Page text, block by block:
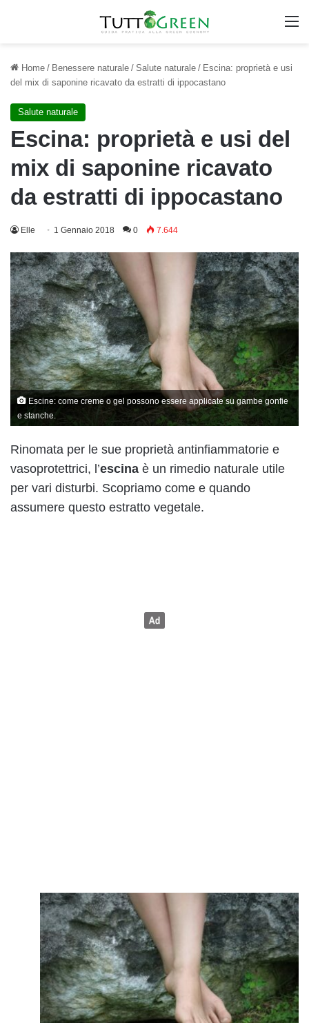
Home / Benessere naturale / Salute naturale / Escina: proprietà e usi
del mix di saponine ricavato da estratti di ippocastano
Salute naturale
Escina: proprietà e usi del
mix di saponine ricavato
da estratti di ippocastano
Elle 1 Gennaio 2018 0 7.644
Escine: come creme o gel possono essere applicate su gambe gonfie
e stanche.
Rinomata per le sue proprietà antinfiammatorie e
vasoprotettrici, l’escina è un rimedio naturale utile
per vari disturbi. Scopriamo come e quando
assumere questo estratto vegetale.